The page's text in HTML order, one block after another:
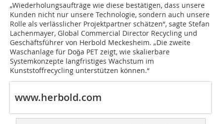
„Wiederholungsaufträge wie diese bestätigen, dass unsere
Kunden nicht nur unsere Technologie, sondern auch unsere
Rolle als verlässlicher Projektpartner schätzen“, sagte Stefan
Lachenmayer, Global Commercial Director Recycling und
Geschäftsführer von Herbold Meckesheim. „Die zweite
Waschanlage für Doğa PET zeigt, wie skalierbare
Systemkonzepte langfristiges Wachstum im
Kunststoffrecycling unterstützen können.“
www.herbold.com